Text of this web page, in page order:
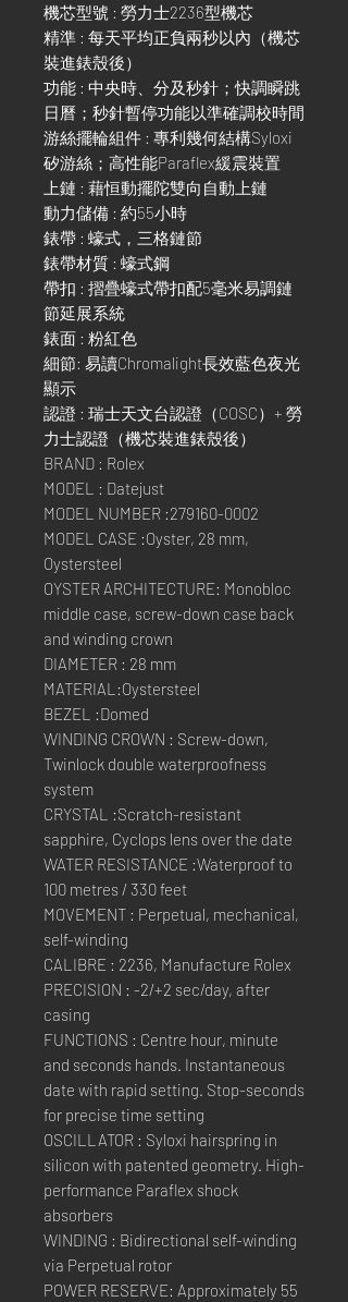
機芯型號 : 勞力士2236型機芯
精準 : 每天平均正負兩秒以內（機芯
裝進錶殼後）
功能 : 中央時、分及秒針；快調瞬跳
日曆；秒針暫停功能以準確調校時間
游絲擺輪組件 : 專利幾何結構Syloxi
矽游絲；高性能Paraflex緩震裝置
上鏈 : 藉恒動擺陀雙向自動上鏈
動力儲備 : 約55小時
錶帶 : 蠔式，三格鏈節
錶帶材質 : 蠔式鋼
帶扣 : 摺疊蠔式帶扣配5毫米易調鏈
節延展系統
錶面 : 粉紅色
細節: 易讀Chromalight長效藍色夜光
顯示
認證 : 瑞士天文台認證（COSC）+ 勞
力士認證（機芯裝進錶殼後）
BRAND : Rolex
MODEL : Datejust
MODEL NUMBER :279160-0002
MODEL CASE :Oyster, 28 mm,
Oystersteel
OYSTER ARCHITECTURE: Monobloc
middle case, screw-down case back
and winding crown
DIAMETER : 28 mm
MATERIAL:Oystersteel
BEZEL :Domed
WINDING CROWN : Screw-down,
Twinlock double waterproofness
system
CRYSTAL :Scratch-resistant
sapphire, Cyclops lens over the date
WATER RESISTANCE :Waterproof to
100 metres / 330 feet
MOVEMENT : Perpetual, mechanical,
self-winding
CALIBRE : 2236, Manufacture Rolex
PRECISION : -2/+2 sec/day, after
casing
FUNCTIONS : Centre hour, minute
and seconds hands. Instantaneous
date with rapid setting. Stop-seconds
for precise time setting
OSCILLATOR : Syloxi hairspring in
silicon with patented geometry. High-
performance Paraflex shock
absorbers
WINDING : Bidirectional self-winding
via Perpetual rotor
POWER RESERVE: Approximately 55